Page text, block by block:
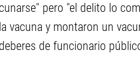
pero "el delito lo
vacuna y montaron un
de funcionario